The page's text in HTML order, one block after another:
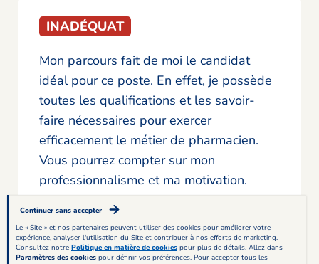
INADÉQUAT
Mon parcours fait de moi le candidat
idéal pour ce poste. En effet, je possède
toutes les qualifications et les savoir-
faire nécessaires pour exercer
efficacement le métier de pharmacien.
Vous pourrez compter sur mon
professionnalisme et ma motivation.
Montrez que votre
Continuer sans accepter
Le « Site » et nos partenaires peuvent utiliser des cookies pour améliorer votre
expérience, analyser l'utilisation du Site et contribuer à nos efforts de marketing.
Consultez notre Politique en matière de cookies pour plus de détails. Allez dans
Paramètres des cookies pour définir vos préférences. Pour accepter tous les